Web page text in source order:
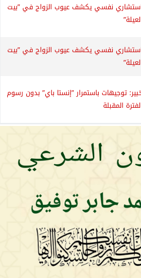
نفسي يكشف عيوب الزواج في ”بيت
نفسي يكشف عيوب الزواج في ”بيت
توجيهات باستمرار ”إنستا باي” بدون رسوم
المقبلة